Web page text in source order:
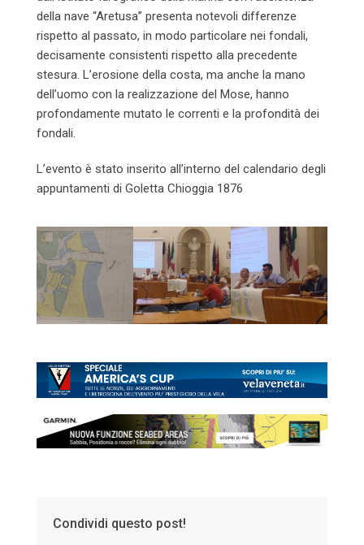
della nave “Aretusa” presenta notevoli differenze
rispetto al passato, in modo particolare nei fondali,
decisamente consistenti rispetto alla precedente
stesura. L’erosione della costa, ma anche la mano
dell’uomo con la realizzazione del Mose, hanno
profondamente mutato le correnti e la profondità dei
fondali.
L’evento è stato inserito all’interno del calendario degli
appuntamenti di Goletta Chioggia 1876
Condividi questo post!